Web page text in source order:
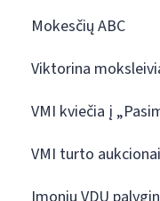
Mokesčių ABC
Viktorina
VMI kviečia į
VMI turto aukcionai
Įmonių VDU